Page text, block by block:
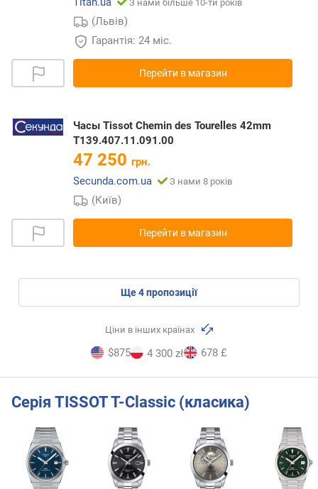
З нами більше 10-ти років
(Львів)
Гарантія: 24 міс.
Перейти в магазин
Часы Tissot Chemin des Tourelles 42mm
T139.407.11.091.00
47 250 грн.
Secunda.com.ua
З нами 8 років
(Київ)
Перейти в магазин
ще4пропозиції
Ціни в інших країнах
$875 4 300 zł 678 £
Серія TISSOT T-Classic (класика)